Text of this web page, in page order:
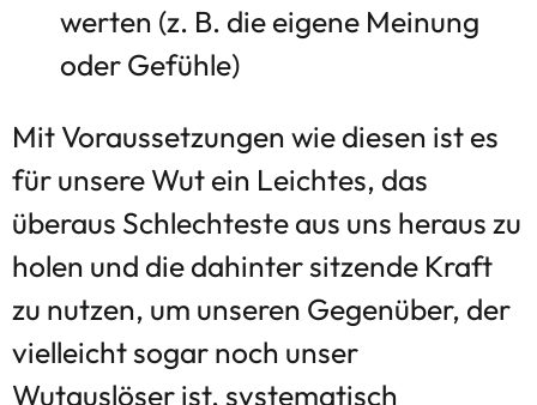
werten (z. B. die eigene Meinung
oder Gefühle)
Mit Voraussetzungen wie diesen ist es
für unsere Wut ein Leichtes, das
überaus Schlechteste aus uns heraus zu
holen und die dahinter sitzende Kraft
zu nutzen, um unseren Gegenüber, der
vielleicht sogar noch unser
Wutauslöser ist, systematisch